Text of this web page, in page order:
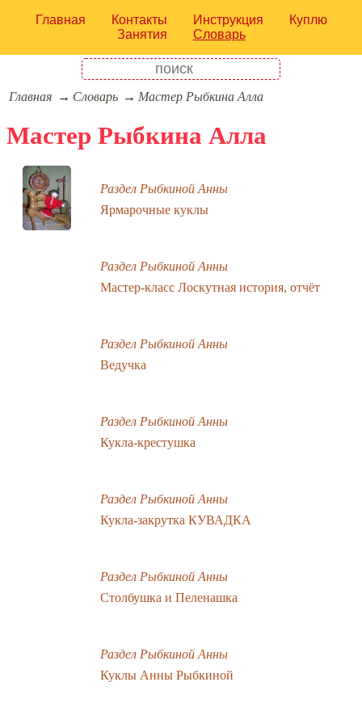
Главная Контакты Инструкция
Куплю
Занятия
Словарь
Главная Словарь Мастер Рыбкина Алла
Мастер Рыбкина Алла
Раздел Рыбкиной Анны
Ярмарочные куклы
Раздел Рыбкиной Анны
Мастер-класс Лоскутная история, отчёт
Раздел Рыбкиной Анны
Ведучка
Раздел Рыбкиной Анны
Кукла-крестушка
Раздел Рыбкиной Анны
Кукла-закрутка КУВАДКА
Раздел Рыбкиной Анны
Столбушка и Пеленашка
Раздел Рыбкиной Анны
Куклы Анны Рыбкиной